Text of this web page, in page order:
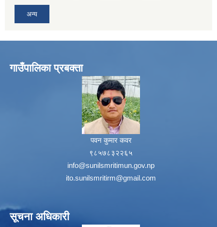
अन्य
गाउँपालिका प्रबक्ता
पवन कुमार कवर
९८५७८३२२६५
info@sunilsmritimun.gov.np
ito.sunilsmritirm@gmail.com
सूचना अधिकारी